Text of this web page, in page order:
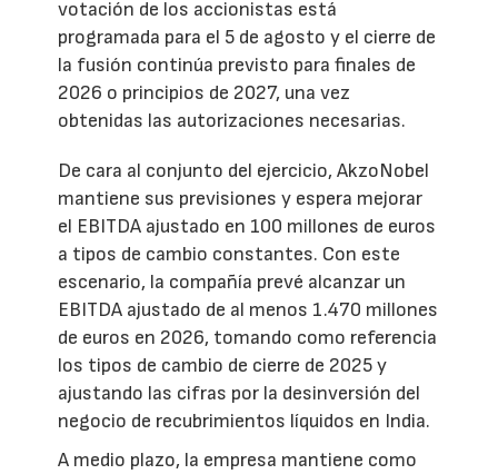
votación de los accionistas está
programada para el 5 de agosto y el cierre de
la fusión continúa previsto para finales de
2026 o principios de 2027, una vez
obtenidas las autorizaciones necesarias.
De cara al conjunto del ejercicio, AkzoNobel
mantiene sus previsiones y espera mejorar
el EBITDA ajustado en 100 millones de euros
a tipos de cambio constantes. Con este
escenario, la compañía prevé alcanzar un
EBITDA ajustado de al menos 1.470 millones
de euros en 2026, tomando como referencia
los tipos de cambio de cierre de 2025 y
ajustando las cifras por la desinversión del
negocio de recubrimientos líquidos en India.
A medio plazo, la empresa mantiene como